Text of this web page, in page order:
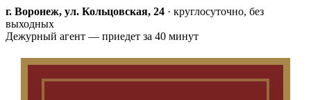
г. Воронеж, ул. Кольцовская, 24 · круглосуточно, без
выходных
Дежурный агент — приедет за 40 минут